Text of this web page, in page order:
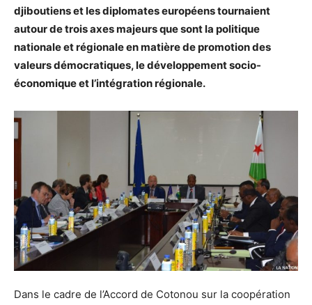
djiboutiens et les diplomates européens tournaient
autour de trois axes majeurs que sont la politique
nationale et régionale en matière de promotion des
valeurs démocratiques, le développement socio-
économique et l’intégration régionale.
Dans le cadre de l’Accord de Cotonou sur la coopération